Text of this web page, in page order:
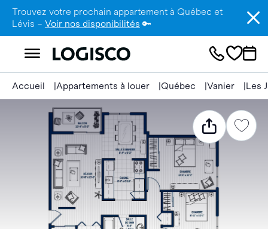
Trouvez votre prochain appartement à Québec et
Lévis – Voir nos disponibilités 🔑
Accueil Appartements à louer Québec Vanier Les